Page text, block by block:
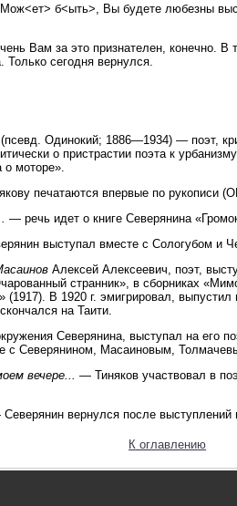
б<ыть>, Вы будете любезны
Вам за это признателен, конечно.
сегодня вернулся.
(псевд. Одинокий; 1886—1934) — поэт,
о пристрастии поэта к
моторе».
печатаются впервые по рукописи
— речь идет о книге Северянина
выступал вместе с Сологубом и
Алексей Алексеевич, поэт,
странник», в сборниках
(1917). В 1920 г. эмигрировал,
на Таити.
Северянина, выступал на его
с Северянином, Масаиновым,
вечере...
— Тиняков участвовал в
вернулся после выступлений
К оглавлению